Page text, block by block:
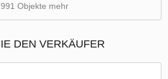
991 Objekte mehr
DEN VERKÄUFER